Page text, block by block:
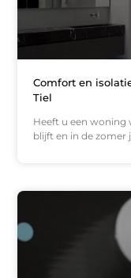
Comfort en
Tiel
Heeft u een
blijft en in de zomer